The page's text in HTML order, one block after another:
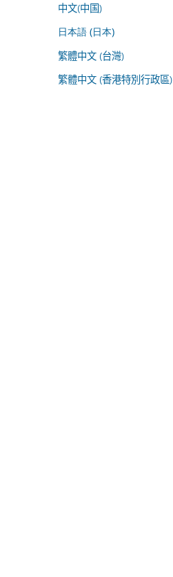
中文(中国)
日本語 (日本)
繁體中文 (台灣)
繁體中文 (香港特別行政區)